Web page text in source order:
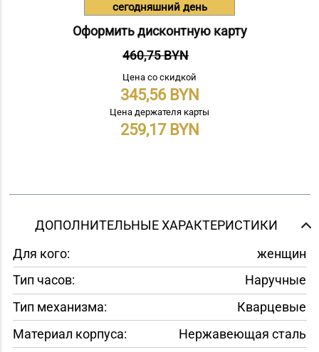
сегодняшний день
Оформить дисконтную карту
460,75 BYN
Цена со скидкой
345,56
Цена держателя карты
259,17
ДОПОЛНИТЕЛЬНЫЕ ХАРАКТЕРИСТИКИ
Для кого:
женщин
Тип часов:
Наручные
Тип механизма:
Кварцевые
Материал корпуса:
Нержавеющая сталь